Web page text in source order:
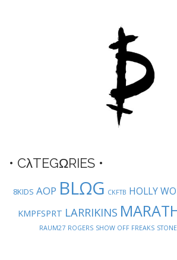
• CλTEGΩRIES •
8KIDS AOP BLΩG CKFTB HOLLY
KMPFSPRT LARRIKINS
RAUM27 ROGERS SHOW OFF FREAKS